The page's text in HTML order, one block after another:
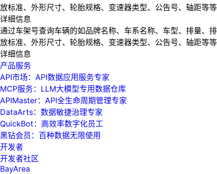
放标准、外形尺寸、轮胎规格、变速器类型、公告号、轴距等等
详细信息
通过车架号查询车辆的如品牌名称、车系名称、车型、排量、排
放标准、外形尺寸、轮胎规格、变速器类型、公告号、轴距等等
详细信息
产品服务
API市场：API数据应用服务专家
MCP服务：LLM大模型专用数据仓库
APIMaster：API全生命周期管理专家
DataArts：数据敏捷治理专家
QuickBot：高效率数字化员工
黑钻会员：百种数据无限使用
开发者
开发者社区
BayArea